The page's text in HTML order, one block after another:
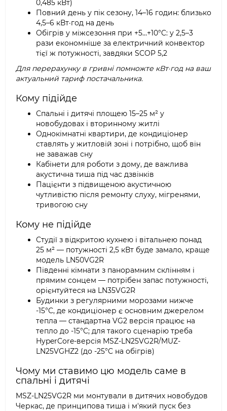
0,485 кВт)
Повний день у пік сезону, 14–16 годин: близько
4,5–6 кВт·год на день
Обігрів у міжсезоння при +5…+10°C: у 2,5–3
рази економніше за електричний конвектор
тієї ж потужності, завдяки SCOP 5,2
Для перерахунку в гривні помножте кВт·год на ваш
актуальний тариф постачальника.
Кому підійде
Спальні і дитячі площею 15–25 м² у
новобудовах і вторинному житлі
Однокімнатні квартири, де кондиціонер
ставлять у житловій зоні і потрібно, щоб він
не заважав сну
Кабінети для роботи з дому, де важлива
акустична тиша під час дзвінків
Пацієнти з підвищеною акустичною
чутливістю після ремонту слуху, мігренями,
тривогою сну
Кому не підійде
Студії з відкритою кухнею і вітальнею понад
25 м² — потужності 2,5 кВт буде замало, краще
модель LN50VG2R
Південні кімнати з панорамним склінням і
прямим сонцем — потрібен запас потужності,
орієнтуйтеся на LN35VG2R
Будинки з регулярними морозами нижче
-15°C, де кондиціонер є основним джерелом
тепла — стандартна VG2 версія працює на
тепло до -15°C; для такого сценарію треба
HyperCore-версія MSZ-LN25VG2R/MUZ-
LN25VGHZ2 (до -25°C на обігрів)
Чому ми ставимо цю модель саме в
спальні і дитячі
MSZ-LN25VG2R ми монтували в дитячих новобудов
Черкас, де принципова тиша і м'який пуск без